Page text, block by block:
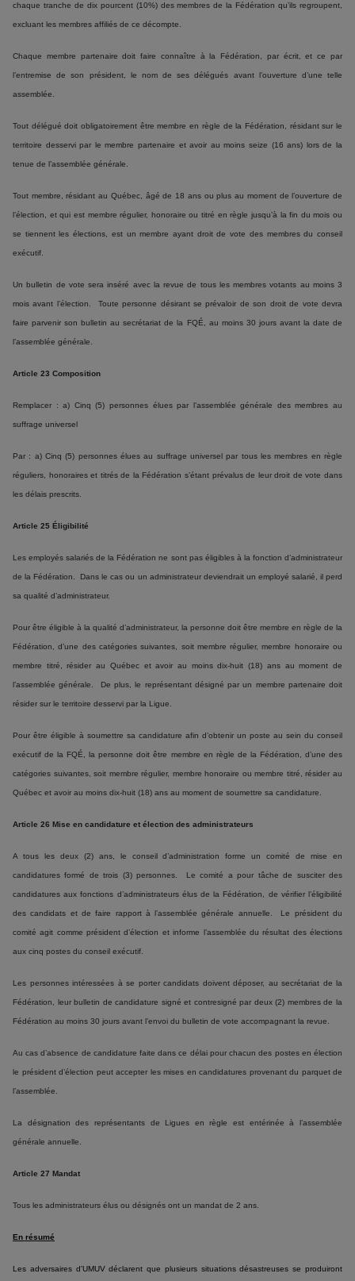
chaque tranche de dix pourcent (10%) des membres de la Fédération qu’ils regroupent,
excluant les membres affiliés de ce décompte.
Chaque membre partenaire doit faire connaître à la Fédération, par écrit, et ce par
l’entremise de son président, le nom de ses délégués avant l’ouverture d’une telle
assemblée.
Tout délégué doit obligatoirement être membre en règle de la Fédération, résidant sur le
territoire desservi par le membre partenaire et avoir au moins seize (16 ans) lors de la
tenue de l’assemblée générale.
Tout membre, résidant au Québec, âgé de 18 ans ou plus au moment de l’ouverture de
l’élection, et qui est membre régulier, honoraire ou titré en règle jusqu’à la fin du mois ou
se tiennent les élections, est un membre ayant droit de vote des membres du conseil
exécutif.
Un bulletin de vote sera inséré avec la revue de tous les membres votants au moins 3
mois avant l’élection. Toute personne désirant se prévaloir de son droit de vote devra
faire parvenir son bulletin au secrétariat de la FQÉ, au moins 30 jours avant la date de
l’assemblée générale.
Article 23 Composition
Remplacer : a) Cinq (5) personnes élues par l’assemblée générale des membres au
suffrage universel
Par : a) Cinq (5) personnes élues au suffrage universel par tous les membres en règle
réguliers, honoraires et titrés de la Fédération s’étant prévalus de leur droit de vote dans
les délais prescrits.
Article 25 Éligibilité
Les employés salariés de la Fédération ne sont pas éligibles à la fonction d’administrateur
de la Fédération. Dans le cas ou un administrateur deviendrait un employé salarié, il perd
sa qualité d’administrateur.
Pour être éligible à la qualité d’administrateur, la personne doit être membre en règle de la
Fédération, d’une des catégories suivantes, soit membre régulier, membre honoraire ou
membre titré, résider au Québec et avoir au moins dix-huit (18) ans au moment de
l’assemblée générale. De plus, le représentant désigné par un membre partenaire doit
résider sur le territoire desservi par la Ligue.
Pour être éligible à soumettre sa candidature afin d’obtenir un poste au sein du conseil
exécutif de la FQÉ, la personne doit être membre en règle de la Fédération, d’une des
catégories suivantes, soit membre régulier, membre honoraire ou membre titré, résider au
Québec et avoir au moins dix-huit (18) ans au moment de soumettre sa candidature.
Article 26 Mise en candidature et élection des administrateurs
A tous les deux (2) ans, le conseil d’administration forme un comité de mise en
candidatures formé de trois (3) personnes. Le comité a pour tâche de susciter des
candidatures aux fonctions d’administrateurs élus de la Fédération, de vérifier l’éligibilité
des candidats et de faire rapport à l’assemblée générale annuelle. Le président du
comité agit comme président d’élection et informe l’assemblée du résultat des élections
aux cinq postes du conseil exécutif.
Les personnes intéressées à se porter candidats doivent déposer, au secrétariat de la
Fédération, leur bulletin de candidature signé et contresigné par deux (2) membres de la
Fédération au moins 30 jours avant l’envoi du bulletin de vote accompagnant la revue.
Au cas d’absence de candidature faite dans ce délai pour chacun des postes en élection
le président d’élection peut accepter les mises en candidatures provenant du parquet de
l’assemblée.
La désignation des représentants de Ligues en règle est entérinée à l’assemblée
générale annuelle.
Article 27 Mandat
Tous les administrateurs élus ou désignés ont un mandat de 2 ans.
En résumé
Les adversaires d'UMUV déclarent que plusieurs situations désastreuses se produiront